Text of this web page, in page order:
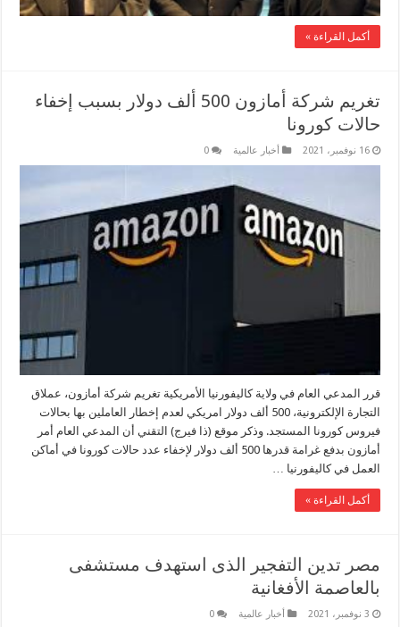
أكمل القراءة »
تغريم شركة أمازون 500 ألف دولار بسبب إخفاء
حالات كورونا
16 نوفمبر، 2021 أخبار عالمية 0
قرر المدعي العام في ولاية كاليفورنيا الأمريكية تغريم شركة أمازون، عملاق
التجارة الإلكترونية، 500 ألف دولار امريكي لعدم إخطار العاملين بها بحالات
فيروس كورونا المستجد. وذكر موقع (ذا فيرج) التقني أن المدعي العام أمر
أمازون بدفع غرامة قدرها 500 ألف دولار لإخفاء عدد حالات كورونا في أماكن
العمل في كاليفورنيا …
أكمل القراءة »
مصر تدين التفجير الذى استهدف مستشفى
بالعاصمة الأفغانية
3 نوفمبر، 2021 أخبار عالمية 0